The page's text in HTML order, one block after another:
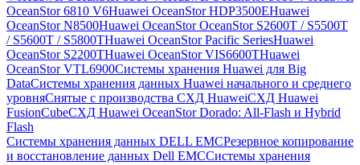
OceanStor 6810 V6Huawei OceanStor HDP3500EHuawei
OceanStor N8500Huawei OceanStor OceanStor S2600T / S5500T
/ S5600T / S5800THuawei OceanStor Pacific SeriesHuawei
OceanStor S2200THuawei OceanStor VIS6600THuawei
OceanStor VTL6900Системы хранения Huawei для Big
DataСистемы хранения данных Huawei начального и среднего
уровняСнятые с производства СХД HuaweiСХД Huawei
FusionCubeСХД Huawei OceanStor Dorado: All-Flash и Hybrid
Flash
Системы хранения данных DELL EMCРезервное копирование
и восстановление данных Dell EMCСистемы хранения